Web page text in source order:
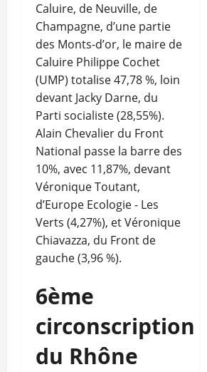
Caluire, de Neuville, de
Champagne, d’une partie
des Monts-d’or, le maire de
Caluire Philippe Cochet
(UMP) totalise 47,78 %, loin
devant Jacky Darne, du
Parti socialiste (28,55%).
Alain Chevalier du Front
National passe la barre des
10%, avec 11,87%, devant
Véronique Toutant,
d’Europe Ecologie - Les
Verts (4,27%), et Véronique
Chiavazza, du Front de
gauche (3,96 %).
6ème
circonscription
du Rhône